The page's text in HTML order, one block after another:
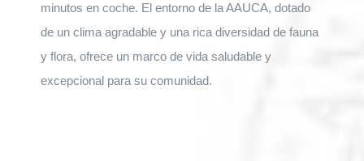
minutos en coche. El entorno de la AAUCA, dotado
de un clima agradable y una rica diversidad de fauna
y flora, ofrece un marco de vida saludable y
excepcional para su comunidad.